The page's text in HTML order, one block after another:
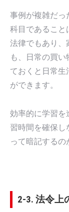
事例が複雑だっ
科目であること
法律でもあり、
も、日常の買
ておくと日常生
ができます。
効率的に学習を
習時間を確保
って暗記するの
2-3. 法令上